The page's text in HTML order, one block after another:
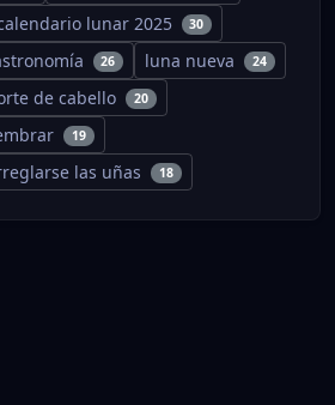
lunar 2025 30
26 luna nueva 24
de cabello 20
19
las uñas 18